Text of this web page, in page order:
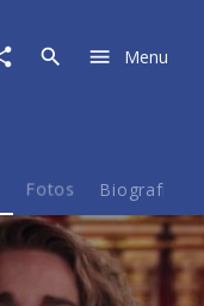
Menu
Fotos Biografie